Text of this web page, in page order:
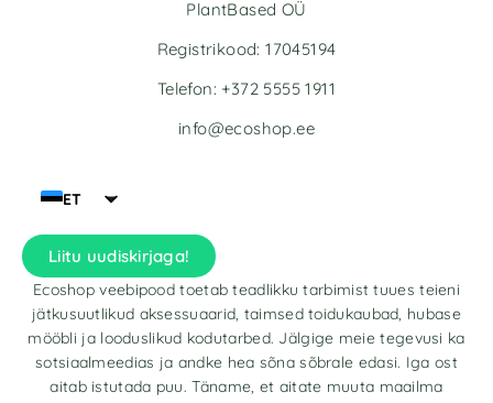
ET
Liitu uudiskirjaga!
Ecoshop veebipood toetab teadlikku tarbimist tuues teieni
jätkusuutlikud aksessuaarid, taimsed toidukaubad, hubase
mööbli ja looduslikud kodutarbed. Jälgige meie tegevusi ka
sotsiaalmeedias ja andke hea sõna sõbrale edasi. Iga ost
aitab istutada puu. Täname, et aitate muuta maailma
PlantBased OÜ
Registrikood: 17045194
Telefon: +372 5555 1911
info@ecoshop.ee